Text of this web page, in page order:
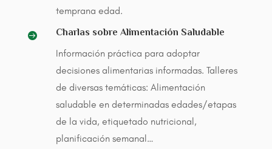
temprana edad.
 Charlas sobre Alimentación Saludable
Información práctica para adoptar
decisiones alimentarias informadas. Talleres
de diversas temáticas: Alimentación
saludable en determinadas edades/etapas
de la vida, etiquetado nutricional,
planificación semanal…